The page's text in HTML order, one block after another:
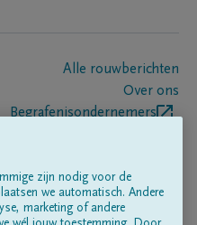
Alle rouwberichten
Over ons
Begrafenisondernemers
zijn nodig voor de
we automatisch. Andere
marketing of andere